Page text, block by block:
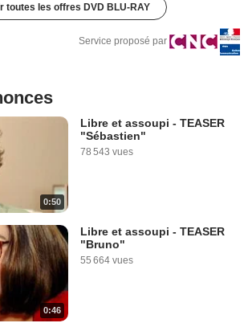
toutes les offres DVD BLU-RAY
Service proposé par
0:50
Libre et assoupi - TEASER
"Sébastien"
78 543 vues
0:46
Libre et assoupi - TEASER
"Bruno"
55 664 vues